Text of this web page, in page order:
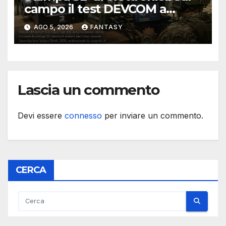
campo il test DEVCOM a
Valiant Shield 2026
AGO 5, 2026 FANTASY
Lascia un commento
Devi essere connesso per inviare un commento.
CERCA